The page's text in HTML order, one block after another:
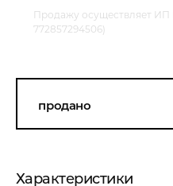
Продажу осуществляет
772857294506)
продано
Характеристики